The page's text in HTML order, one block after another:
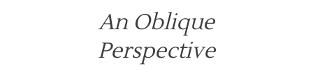
An Oblique
Perspective